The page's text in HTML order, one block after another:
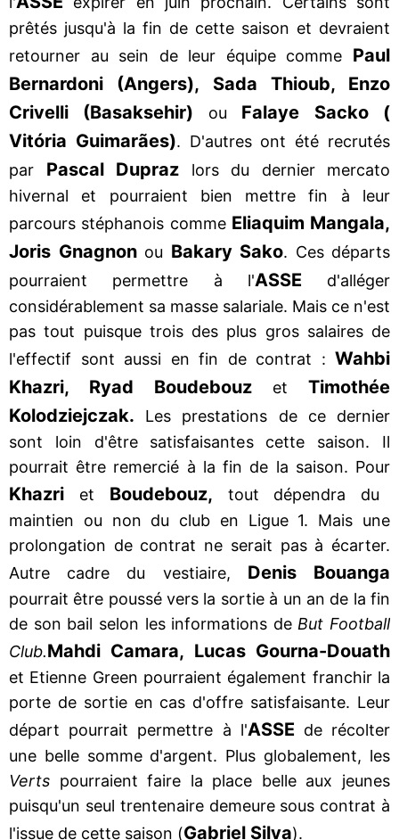
prêtés jusqu'à la fin de cette saison et devraient
retourner au sein de leur équipe comme Paul
Bernardoni (Angers), Sada Thioub, Enzo
Crivelli (Basaksehir) ou
Falaye Sacko (
Vitória Guimarães). D'autres ont été recrutés
par Pascal Dupraz lors du dernier mercato
hivernal et pourraient bien mettre fin à leur
parcours stéphanois comme Eliaquim Mangala,
Joris Gnagnonou Bakary Sako. Ces départs
pourraient permettre à l'ASSE d'alléger
considérablement sa masse salariale. Mais ce n'est
pas tout puisque trois des plus gros salaires de
l'effectif sont aussi en fin de contrat : Wahbi
Khazri, Ryad Boudebouz et
Timothée
Kolodziejczak. Les prestations de ce dernier
sont loin d'être satisfaisantes cette saison. Il
pourrait être remercié à la fin de la saison. Pour
Khazri et Boudebouz, tout dépendra du
maintien ou non du club en Ligue 1. Mais une
prolongation de contrat ne serait pas à écarter.
Autre cadre du vestiaire, Denis Bouanga
pourrait être poussé vers la sortie à un an de la fin
de son bail selon les informations de But Football
Club.Mahdi Camara, Lucas Gourna-Douath
et Etienne Green pourraient également franchir la
porte de sortie en cas d'offre satisfaisante. Leur
départ pourrait permettre à l'ASSE de récolter
une belle somme d'argent. Plus globalement, les
Verts pourraient faire la place belle aux jeunes
puisqu'un seul trentenaire demeure sous contrat à
l'issue de cette saison (Gabriel Silva).